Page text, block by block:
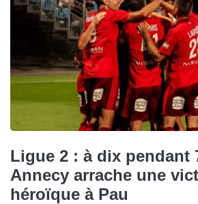
Ligue 2 : à dix pendant
Annecy arrache une
héroïque à Pau